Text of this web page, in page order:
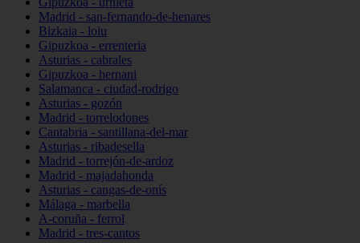
Madrid - san-fernando-de-henares
Bizkaia - loiu
Gipuzkoa - errenteria
Asturias - cabrales
Gipuzkoa - hernani
Salamanca - ciudad-rodrigo
Asturias - gozón
Madrid - torrelodones
Cantabria - santillana-del-mar
Asturias - ribadesella
Madrid - torrejón-de-ardoz
Madrid - majadahonda
Asturias - cangas-de-onís
Málaga - marbella
A-coruña - ferrol
Madrid - tres-cantos